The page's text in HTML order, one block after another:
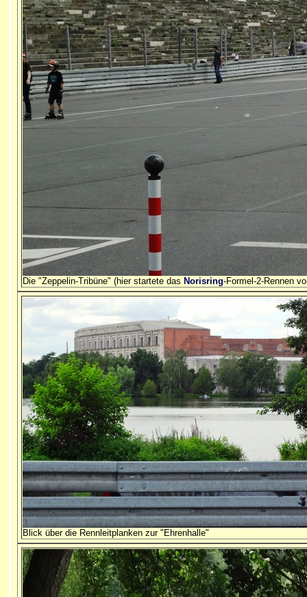
Die "Zeppelin-Tribüne" (hier startete das Norisring-Formel-2-Rennen
Blick über die Rennleitplanken zur "Ehrenhalle"